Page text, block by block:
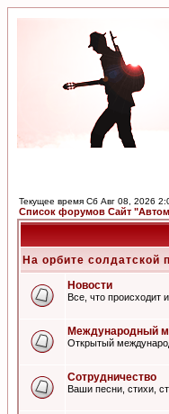
Текущее время Сб Авг 08, 2026
Список форумов Сайт
На орбите солдатской
Новости
Все, что происходит
Международный
Открытый
Сотрудничество
Ваши песни, стихи,